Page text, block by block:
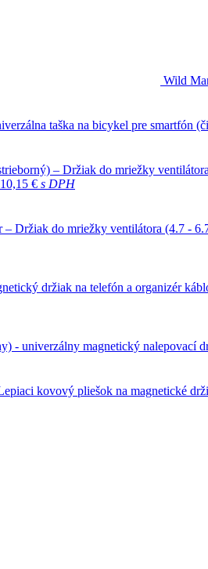
Wild
10,15 € s DPH